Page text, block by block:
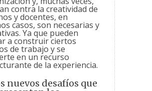
contra la creatividad de
y docentes, en
casos, son necesarias y
Ya que pueden
a construir ciertos
de trabajo y se
en un recurso
de la experiencia.
nuevos desafíos que